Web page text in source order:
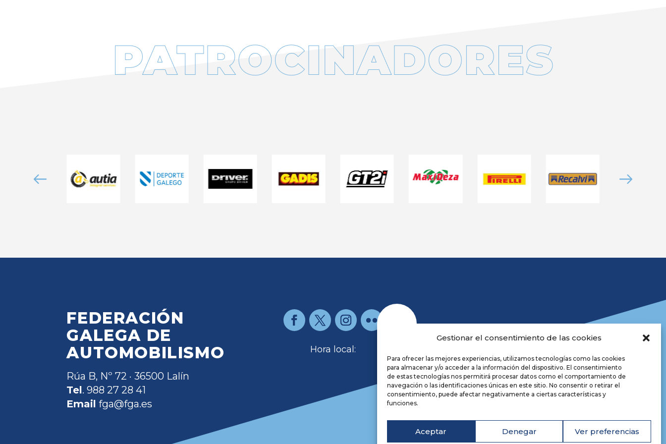
Gestionar el consentimiento de las cookies
Para ofrecer las mejores experiencias, utilizamos tecnologías como las cookies
para almacenar y/o acceder a la información del dispositivo. El consentimiento
de estas tecnologías nos permitirá procesar datos como el comportamiento de
navegación o las identificaciones únicas en este sitio. No consentir o retirar el
consentimiento, puede afectar negativamente a ciertas características y
funciones.
Aceptar Denegar Ver preferencias
FEDERACIÓN
GALEGA DE
AUTOMOBILISMO
Rúa B, Nº 72 · 36500 Lalín
Tel. 988 27 28 41
Email fga@fga.es
Hora local:
Repositorio
Aviso legal
Política de privacidade
Accesibilidade
Deseño web